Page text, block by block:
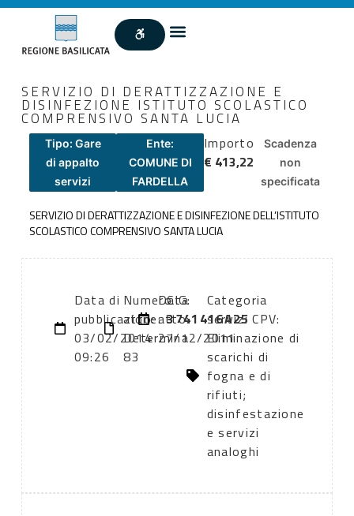
SERVIZIO DI DERATTIZZAZIONE E
DISINFEZIONE ISTITUTO SCOLASTICO
COMPRENSIVO SANTA LUCIA
Tipo: Gare
di appalto
servizi
Ente:
COMUNE DI
FARDELLA
Importo
€ 413,22
Scadenza
non
specificata
SERVIZIO DI DERATTIZZAZIONE E DISINFEZIONE DELL’ISTITUTO
SCOLASTICO COMPRENSIVO SANTA LUCIA
Data di
pubblicazione:
03/02/2014
09:26
Numero
atto:
Determina
83
Data
atto:
27/12/2011
CIG:
3741416A25
Categoria
servizi CPV:
Eliminazione di
scarichi di
fogna e di
rifiuti;
disinfestazione
e servizi
analoghi